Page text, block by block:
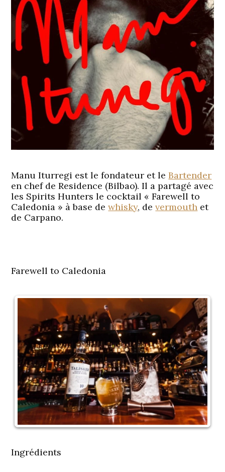
Manu Iturregi est le fondateur et leBartender
en chef de Residence (Bilbao). Il a partagé avec
les Spirits Hunters le cocktail « Farewell to
Caledonia » à base dewhisky, devermouth et
de Carpano.
Farewell to Caledonia
Ingrédients